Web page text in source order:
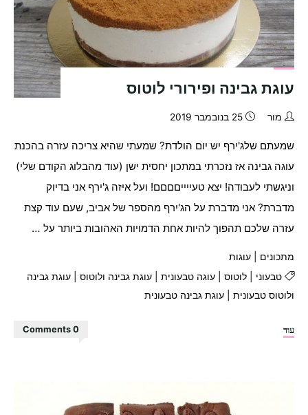
עוגת גבינה ופירורי לוטוס
מור 25 בנובמבר 2019
שמעתם שלג'ירף יש יום הולדת? שמעתי שהיא צריכה עזרה בהכנת
עוגה גבינה אז נזכרתי במתכון יחסית ישן (עוד מהבלוג הקודם שלי)
וניגשתי לעבודה! יצא טעייייםםםם! ועל איזה ג'ירף אני בדיוק
מדברת? אני מדברת על הג'ירף מהספר של אביב, שעם עוד קצת
עזרה שלכם תהפוך להיות אחת הדמויות האהובות ביותר על …
מתכונים
עוגות
טבעוני
לוטוס| עוגה טבעונית| עוגת גבינה ולוטוס| עוגת גבינה
ולוטוס טבעונית |עוגת גבינה טבעונית
עוד"עוגת
0 Comments